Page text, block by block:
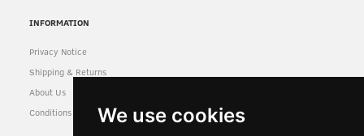
We use cookies
INFORMATION
Privacy Notice
Shipping & Returns
About Us
Conditions of Use